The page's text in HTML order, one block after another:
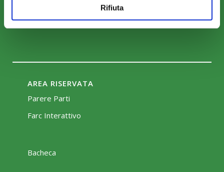
Rifiuta
Sfoglia la nostra brochure
AREA RISERVATA
Parere Parti
Farc Interattivo
Bacheca